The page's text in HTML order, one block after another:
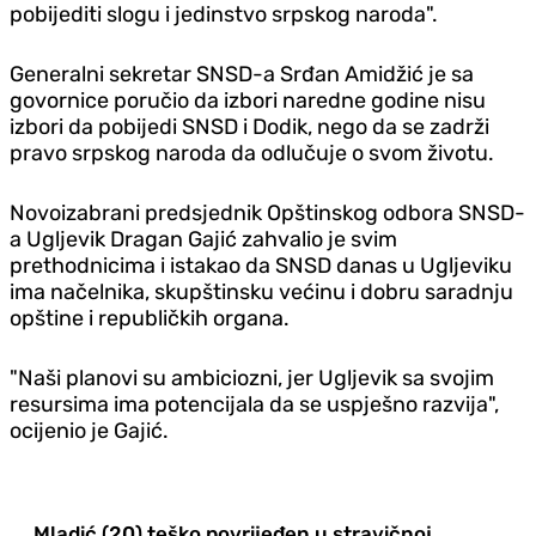
pobijediti slogu i jedinstvo srpskog naroda".
Generalni sekretar SNSD-a Srđan Amidžić je sa
govornice poručio da izbori naredne godine nisu
izbori da pobijedi SNSD i Dodik, nego da se zadrži
pravo srpskog naroda da odlučuje o svom životu.
Novoizabrani predsjednik Opštinskog odbora SNSD-
a Ugljevik Dragan Gajić zahvalio je svim
prethodnicima i istakao da SNSD danas u Ugljeviku
ima načelnika, skupštinsku većinu i dobru saradnju
opštine i republičkih organa.
"Naši planovi su ambiciozni, jer Ugljevik sa svojim
resursima ima potencijala da se uspješno razvija",
ocijenio je Gajić.